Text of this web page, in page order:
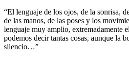
“El lenguaje de los ojos, de la sonrisa,
de las manos, de las poses y los
lenguaje muy amplio, extremadamente
podemos decir tantas cosas, aunque la
silencio…”